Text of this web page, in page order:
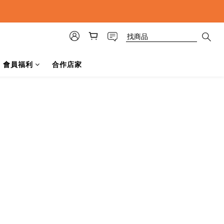
會員福利 合作店家